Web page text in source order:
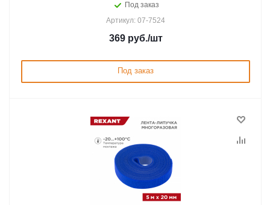
Под заказ
Артикул: 07-7524
369руб./шт
Под заказ